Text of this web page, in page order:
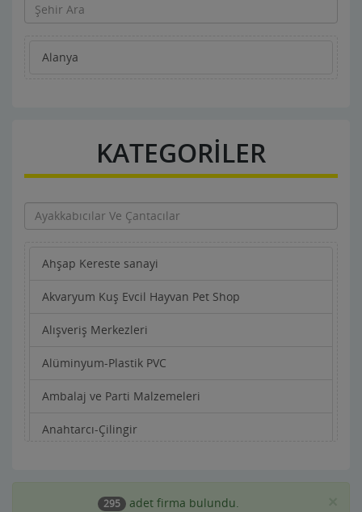
Alanya
KATEGORİLER
Ahşap Kereste sanayi
Akvaryum Kuş Evcil Hayvan Pet Shop
Alışveriş Merkezleri
Alüminyum-Plastik PVC
Ambalaj ve Parti Malzemeleri
Anahtarcı-Çilingir
Aracı Kurumlar
295 adet firma bulundu.